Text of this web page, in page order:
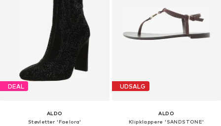
DEAL
ALDO
Støvletter 'Faelora'
UDSALG
ALDO
Klipklappere 'SANDSTONE'